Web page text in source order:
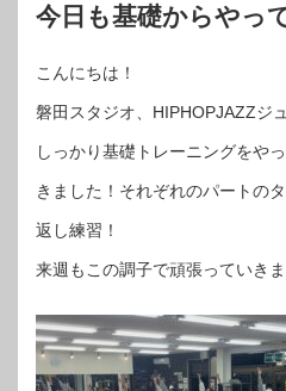
今日も基礎からやっ
こんにちは！
磐田スタジオ、HIPHOPJAZZジ
しっかり基礎トレーニングをや
きました！それぞれのパートの
返し練習！
来週もこの調子で頑張っていき